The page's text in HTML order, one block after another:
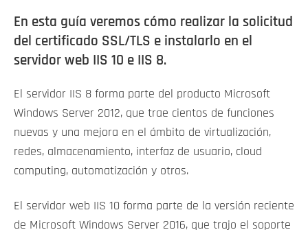
En esta guía veremos cómo realizar la solicitud
del certificado SSL/TLS e instalarlo en el
servidor web IIS 10 e IIS 8.
El servidor IIS 8 forma parte del producto Microsoft
Windows Server 2012, que trae cientos de funciones
nuevas y una mejora en el ámbito de virtualización,
redes, almacenamiento, interfaz de usuario, cloud
computing, automatización y otros.
El servidor web IIS 10 forma parte de la versión reciente
de Microsoft Windows Server 2016, que trajo el soporte